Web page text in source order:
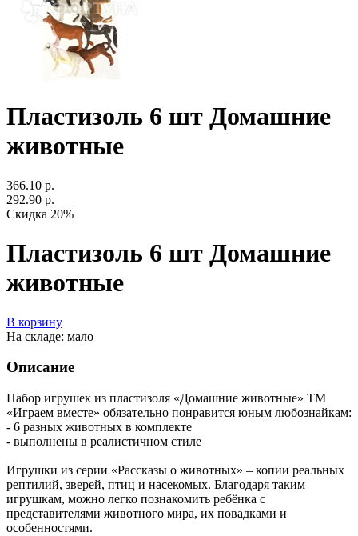
Пластизоль 6 шт Домашние
животные
366.10 р.
292.90 р.
Скидка 20%
Пластизоль 6 шт Домашние
животные
В корзину
На складе: мало
Описание
Набор игрушек из пластизоля «Домашние животные» ТМ
«Играем вместе» обязательно понравится юным любознайкам:
- 6 разных животных в комплекте
- выполнены в реалистичном стиле
Игрушки из серии «Рассказы о животных» – копии реальных
рептилий, зверей, птиц и насекомых. Благодаря таким
игрушкам, можно легко познакомить ребёнка с
представителями животного мира, их повадками и
особенностями.